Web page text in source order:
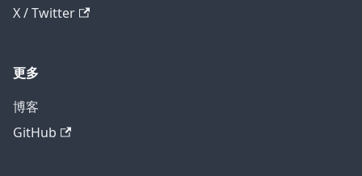
X / Twitter
更多
博客
GitHub